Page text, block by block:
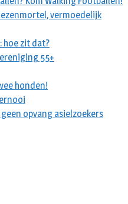
vermoedelijk
hoe zit dat?
55+
honden!
opvang asielzoekers